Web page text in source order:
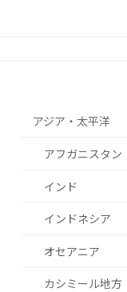
アジア・太平洋
アフガニスタン
インド
インドネシア
オセアニア
カシミール地方